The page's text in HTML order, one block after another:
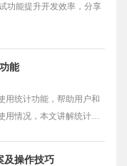
功能提升开发效率，分享
能
用统计功能，帮助用户和
用情况，本文讲解统计数
及操作技巧